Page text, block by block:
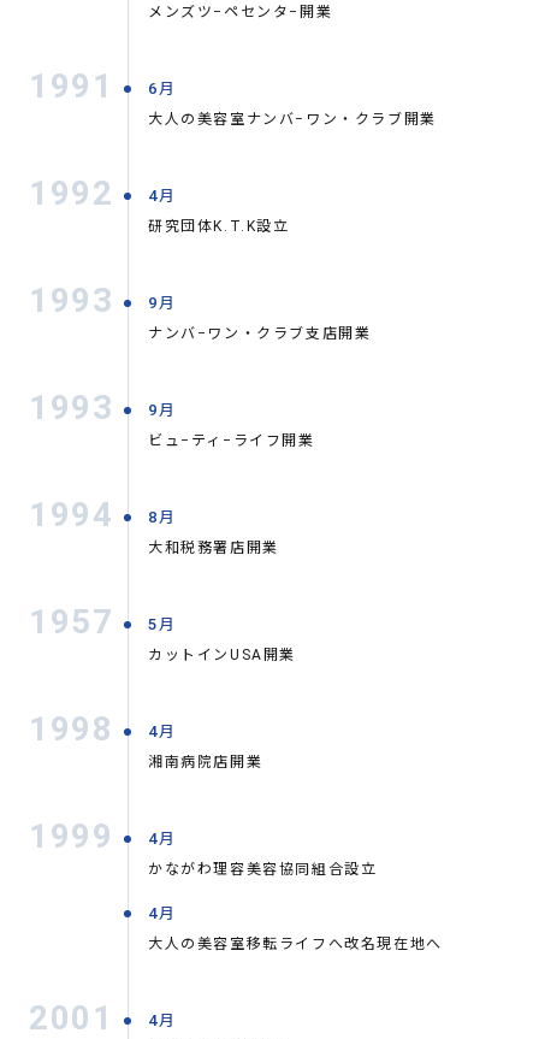
メンズツ−ペセンタ−開業
1991 6月
大人の美容室ナンバ−ワン・クラブ開業
1992 4月
研究団体K.T.K設立
1993 9月
ナンバ−ワン・クラブ支店開業
1993 9月
ビュ−ティ−ライフ開業
1994 8月
大和税務署店開業
1957 5月
カットインUSA開業
1998 4月
湘南病院店開業
1999 4月
かながわ理容美容協同組合設立
4月
大人の美容室移転ライフへ改名現在地へ
2001 4月